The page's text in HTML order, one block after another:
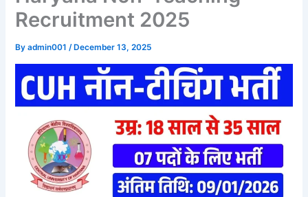
Recruitment 2025
Byadmin001/ December 13, 2025